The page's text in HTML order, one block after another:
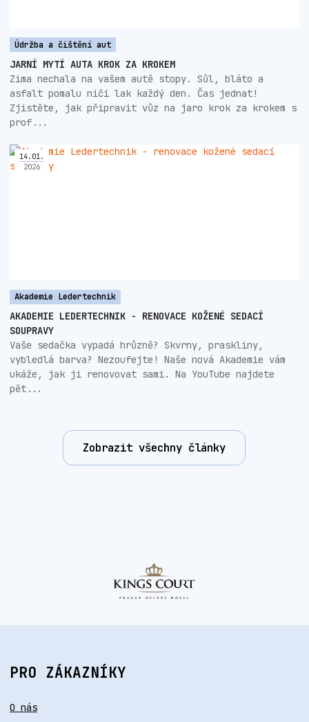
Údržba a čištění aut
JARNÍ MYTÍ AUTA KROK ZA KROKEM
Zima nechala na vašem autě stopy. Sůl, bláto a
asfalt pomalu ničí lak každý den. Čas jednat!
Zjistěte, jak připravit vůz na jaro krok za krokem s
prof...
14 . 01.
2026
Akademie Ledertechnik
AKADEMIE LEDERTECHNIK - RENOVACE KOŽENÉ SEDACÍ
SOUPRAVY
Vaše sedačka vypadá hrůzně? Skvrny, praskliny,
vybledlá barva? Nezoufejte! Naše nová Akademie vám
ukáže, jak ji renovovat sami. Na YouTube najdete
pět...
Zobrazit všechny články
PRO ZÁKAZNÍKY
O nás